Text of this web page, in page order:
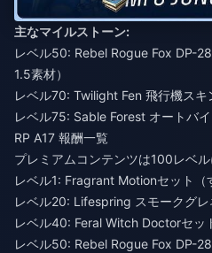
主なマイルストーン:
レベル50: Rebel Rogue Fox DP-
1.5素材）
レベル70: Twilight Fen 飛行機スキ
レベル75: Sable Forest オートバイ
RP A17 報酬一覧
プレミアムコンテンツは100レベ
レベル1: Fragrant Motionセット（
レベル20: Lifespring スモークグレ
レベル40: Feral Witch Doctorセッ
レベル50: Rebel Rogue Fox DP-28